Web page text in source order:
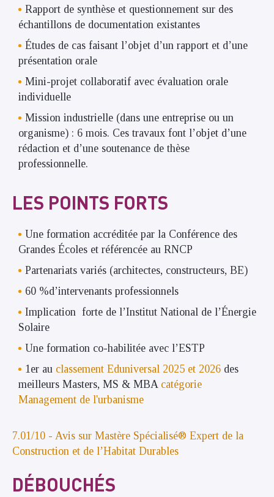
Rapport de synthèse et questionnement sur des
échantillons de documentation existantes
Études de cas faisant l’objet d’un rapport et d’une
présentation orale
Mini-projet collaboratif avec évaluation orale
individuelle
Mission industrielle (dans une entreprise ou un
organisme) : 6 mois. Ces travaux font l’objet d’une
rédaction et d’une soutenance de thèse
professionnelle.
LES POINTS FORTS
Une formation accréditée par la Conférence des
Grandes Écoles et référencée au RNCP
Partenariats variés (architectes, constructeurs, BE)
60 %d’intervenants professionnels
Implication forte de l’Institut National de l’Énergie
Solaire
Une formation co-habilitée avec l’ESTP
1er au classement Eduniversal 2025 et 2026 des
meilleurs Masters, MS & MBA catégorie
Management de l'urbanisme
7.01/10 - Avis sur Mastère Spécialisé® Expert de la
Construction et de l’Habitat Durables
DÉBOUCHÉS